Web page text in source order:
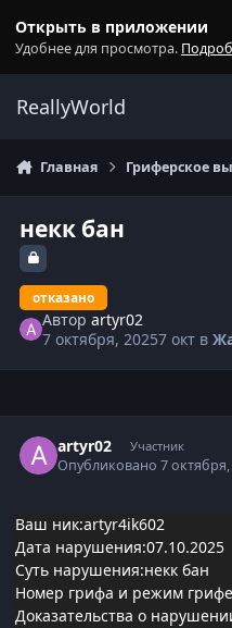
Открыть в приложении
Удобнее для просмотра.
ReallyWorld
Главная Гриферское
некк бан
отказано
Авторartyr02
7 октября, 20257 окт в
artyr02 Участник
Опубликовано7
Ваш ник:artyr4ik602
Дата нарушения:07.10.2025
Суть нарушения:некк бан
Номер грифа и режим
Доказательства о